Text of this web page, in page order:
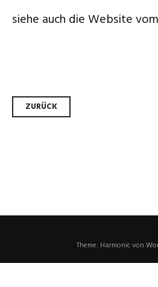
siehe auch die Website vom
Beitrags-
ZURÜCK
Theme: Harmonic von